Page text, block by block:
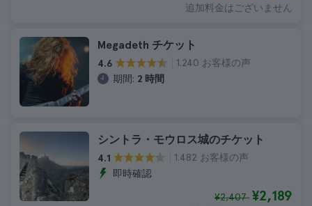
追加料金はございません
Megadeth チケット
4.6
1.240 お客様の声
期間: 2 時間
シントラ・モウロス城のチケット
4.1
1.482 お客様の声
即時確認
¥2,407 ¥2,189